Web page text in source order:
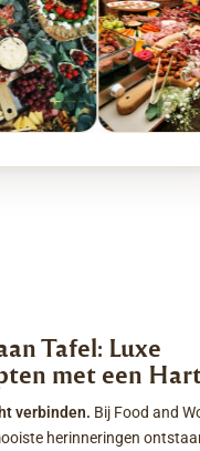
Tafel: Luxe
met een
verbinden. Bij Food and
herinneringen